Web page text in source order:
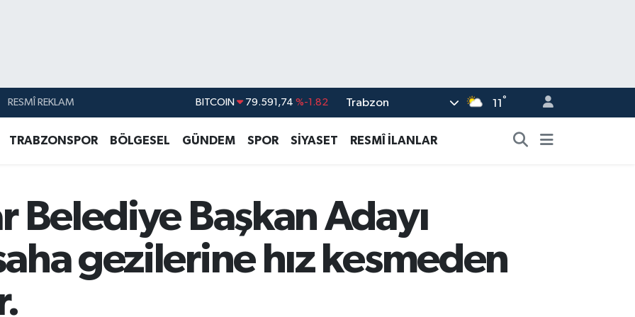
RESMÎ REKLAM DOLAR 45,43620 %0.02
BİST100
BITCOIN 79.591,74 %-1.82
Trabzon 11 °
TRABZONSPOR BÖLGESEL GÜNDEM SPOR SİYASET RESMÎ İLANLAR
Belediye Başkan Adayı
gezilerine hız kesmeden